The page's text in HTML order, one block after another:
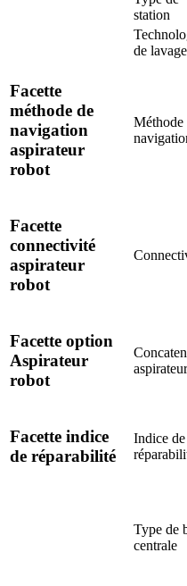
station
de lavage
Facette
méthode de
navigation
aspirateur
robot
Méthode
Facette
connectivité
aspirateur
robot
Facette option
Aspirateur
robot
Facette indice
de réparabilité
Indice de
Type de
centrale